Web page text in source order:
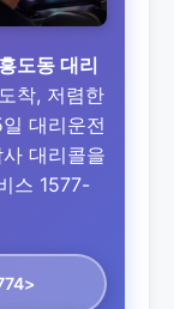
도동 대리
착, 저렴한
대리운전
대리콜을
스 1577-